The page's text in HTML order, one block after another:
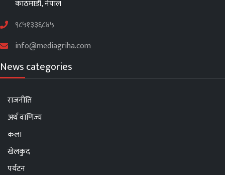
काठमाडौं, नेपाल
९८५१३३६८४५
info@mediagriha.com
News categories
राजनीति
अर्थ वाणिज्य
कला
खेलकुद
पर्यटन